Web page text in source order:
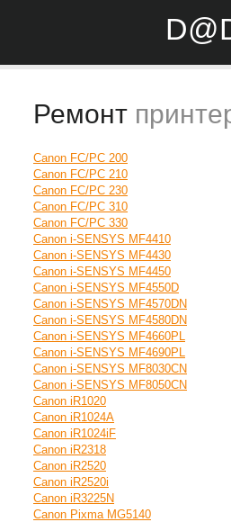
Ремонт
Canon FC/PC 200
Canon FC/PC 210
Canon FC/PC 230
Canon FC/PC 310
Canon FC/PC 330
Canon i-SENSYS MF4410
Canon i-SENSYS MF4430
Canon i-SENSYS MF4450
Canon i-SENSYS MF4550D
Canon i-SENSYS MF4570DN
Canon i-SENSYS MF4580DN
Canon i-SENSYS MF4660PL
Canon i-SENSYS MF4690PL
Canon i-SENSYS MF8030CN
Canon i-SENSYS MF8050CN
Canon iR1020
Canon iR1024A
Canon iR1024iF
Canon iR2318
Canon iR2520
Canon iR2520i
Canon iR3225N
Canon Pixma MG5140